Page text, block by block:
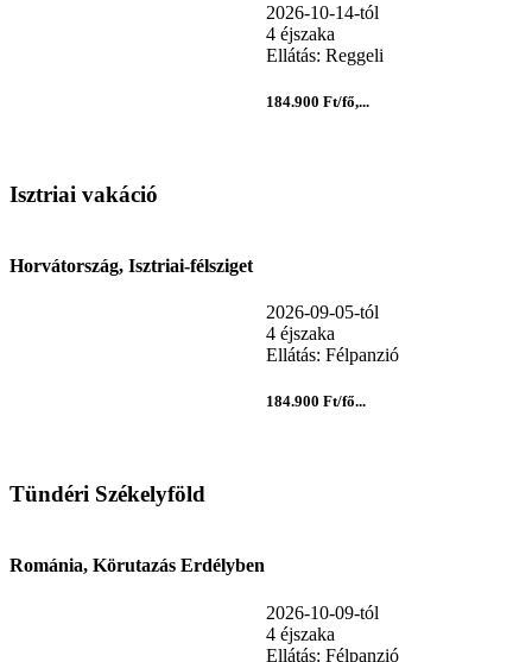
2026-10-14-tól
4 éjszaka
Ellátás: Reggeli
184.900 Ft/fő,...
Isztriai vakáció
Horvátország, Isztriai-félsziget
2026-09-05-tól
4 éjszaka
Ellátás: Félpanzió
184.900 Ft/fő...
Tündéri Székelyföld
Románia, Körutazás Erdélyben
2026-10-09-tól
4 éjszaka
Ellátás: Félpanzió